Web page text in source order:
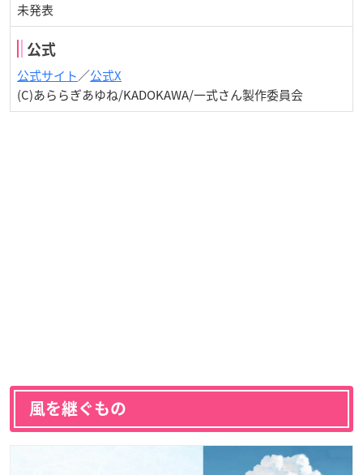
未発表
公式
公式サイト／公式X
(C)あららぎあゆね/KADOKAWA/一式さん製作委員会
風を継ぐもの